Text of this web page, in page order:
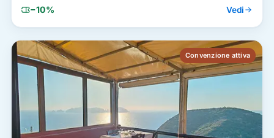
−10% Vedi
Convenzione attiva